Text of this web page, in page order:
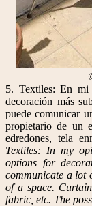
5. Textiles: En mi
decoración más
puede comunicar
propietario de un
edredones, tela
Textiles: In my
options for
communicate a lot
of a space.
fabric, etc. The